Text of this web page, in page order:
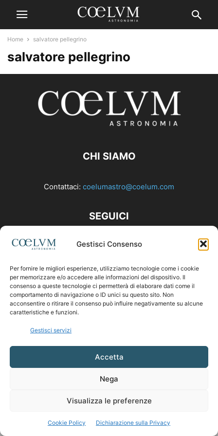
Gestisci Consenso
Per fornire le migliori esperienze, utilizziamo tecnologie come i cookie
per memorizzare e/o accedere alle informazioni del dispositivo. Il
consenso a queste tecnologie ci permetterà di elaborare dati come il
comportamento di navigazione o ID unici su questo sito. Non
acconsentire o ritirare il consenso può influire negativamente su alcune
caratteristiche e funzioni.
Gestisci servizi
Accetta
Nega
Visualizza le preferenze
Cookie Policy Dichiarazione sulla Privacy
Home salvatore pellegrino
salvatore pellegrino
CHI SIAMO
Contattaci: coelumastro@coelum.com
SEGUICI